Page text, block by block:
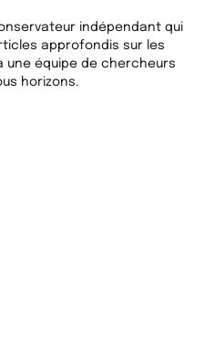
indépendant qui
approfondis sur les
une équipe de chercheurs
horizons.